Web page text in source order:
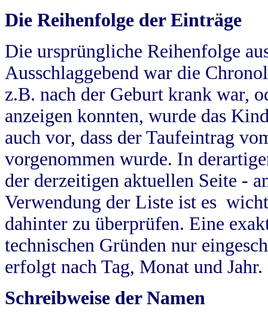
Die Reihenfolge der Einträge
Die ursprüngliche Reihenfolge
Ausschlaggebend war die
z.B. nach der Geburt krank war,
anzeigen konnten, wurde das
auch vor, dass der Taufeintrag
vorgenommen wurde. In
der derzeitigen aktuellen Seite -
Verwendung der Liste ist es
dahinter zu überprüfen. Eine
technischen Gründen nur
erfolgt nach Tag, Monat und Jahr.
Schreibweise der Namen